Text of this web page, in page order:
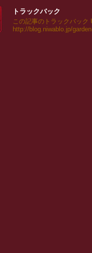
トラックバック
この記事のトラックバック
http://blog.niwablo.jp/